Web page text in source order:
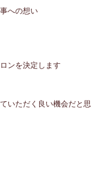
への想い
ンを決定します
いただく良い機会だと思